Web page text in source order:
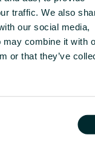
traffic. We also
our social media,
combine it with
or that they’ve
CO2/Kg